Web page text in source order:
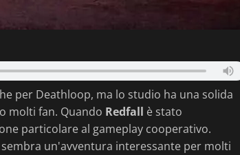
per Deathloop, ma lo studio ha una solida
molti fan. Quando Redfall è stato
particolare al gameplay cooperativo.
un'avventura interessante per molti